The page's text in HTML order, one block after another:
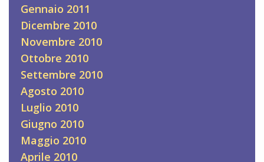
Gennaio 2011
Dicembre 2010
Novembre 2010
Ottobre 2010
Settembre 2010
Agosto 2010
Luglio 2010
Giugno 2010
Maggio 2010
Aprile 2010